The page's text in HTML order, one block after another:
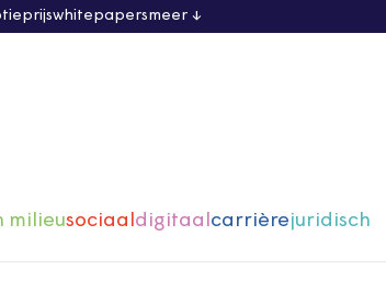
whitepapersmeer
milieusociaaldigitaalcarrièrejuridisch